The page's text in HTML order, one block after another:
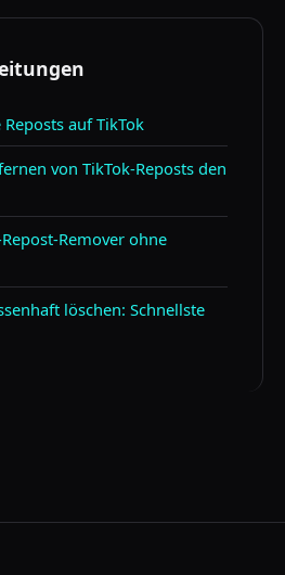
auf TikTok
von TikTok-Reposts den
Remover ohne
löschen: Schnellste